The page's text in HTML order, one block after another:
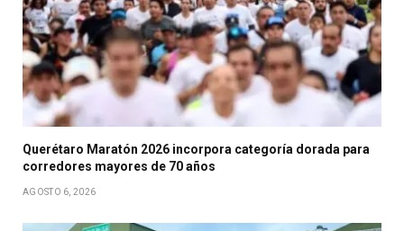
Querétaro Maratón 2026 incorpora categoría dorada para
corredores mayores de 70 años
AGOSTO 6, 2026